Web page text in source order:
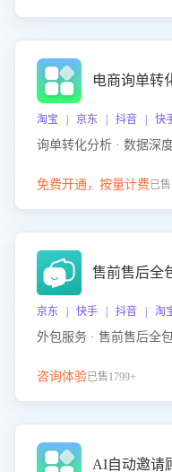
电商询单转
淘宝 | 京东 | 抖音 | 快
询单转化分析 · 数据深
免费开通，按量计费已
售前售后全
京东 | 快手 | 抖音 | 淘
外包服务 · 售前售后全
咨询体验已售1799+
AI自动邀请